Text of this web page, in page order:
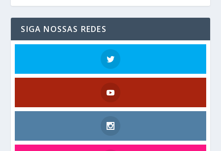
SIGA NOSSAS REDES